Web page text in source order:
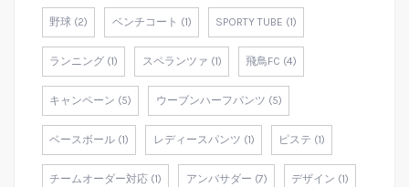
野球 (2) ベンチコート (1) SPORTY TUBE (1)
ランニング (1) スペランツァ (1) 飛鳥FC (4)
キャンペーン (5) ウーブンハーフパンツ (5)
ベースボール (1) レディースパンツ (1) ピステ (1)
チームオーダー対応 (1) アンバサダー (7) デザイン (1)